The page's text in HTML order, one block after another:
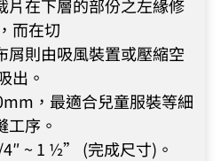
片在下層的部份之左緣修
而在切
屑則由吸風裝置或壓縮空
出。
，最適合兒童服裝等細
工序。
~ 1 ½” (完成尺寸)。